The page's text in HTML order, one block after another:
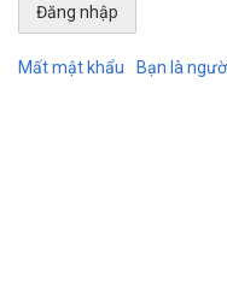
Mất mật khẩu Bạn là